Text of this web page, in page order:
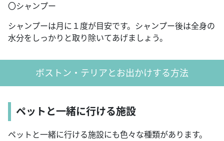
〇シャンプー
シャンプーは月に１度が目安です。シャンプー後は全身の
水分をしっかりと取り除いてあげましょう。
ボストン・テリアとお出かけする方法
ペットと一緒に行ける施設
ペットと一緒に行ける施設にも色々な種類があります。